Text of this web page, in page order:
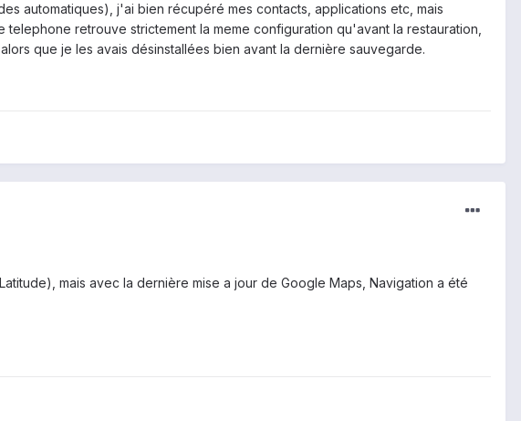
automatiques), j'ai bien récupéré mes contacts, applications etc, mais
retrouve strictement la meme configuration qu'avant la restauration,
que je les avais désinstallées bien avant la dernière sauvegarde.
mais avec la dernière mise a jour de Google Maps, Navigation a été